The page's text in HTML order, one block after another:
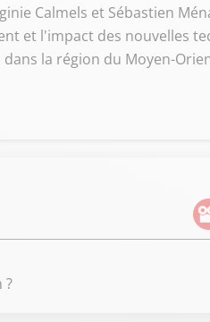
Calmels et Sébastien
et l'impact des nouvelles
la région du Moyen-
?